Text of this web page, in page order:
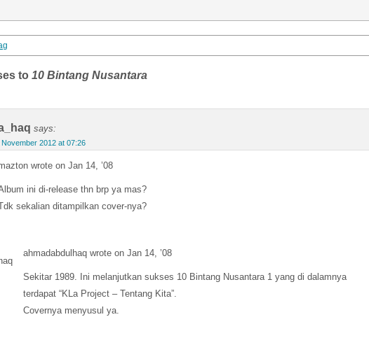
to 10 Bintang Nusantara
says:
November 2012 at 07:26
wrote on Jan 14, ’08
ini di-release thn brp ya mas?
sekalian ditampilkan cover-nya?
ahmadabdulhaq wrote on Jan 14, ’08
Sekitar 1989. Ini melanjutkan sukses 10 Bintang Nusantara 1 yang di dalamnya
terdapat “KLa Project – Tentang Kita”.
Covernya menyusul ya.